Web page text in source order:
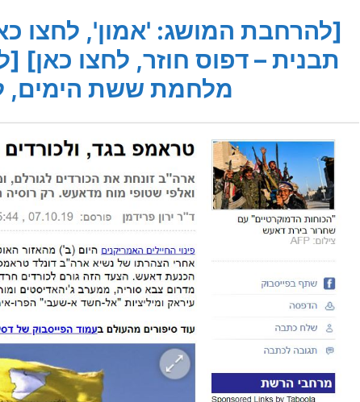
[להרחבת המושג: 'אמון', לחצו
תבנית – דפוס חוזר, לחצו כאן]
מלחמת ששת הימים,